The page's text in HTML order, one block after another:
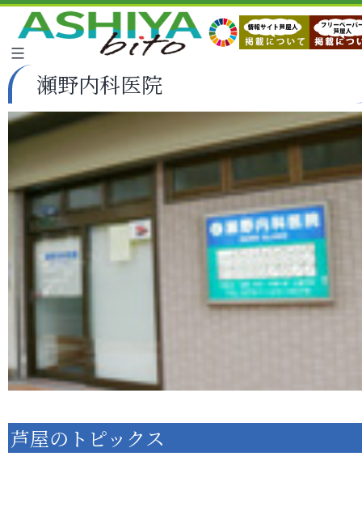
瀬野内科医院
芦屋のトピックス